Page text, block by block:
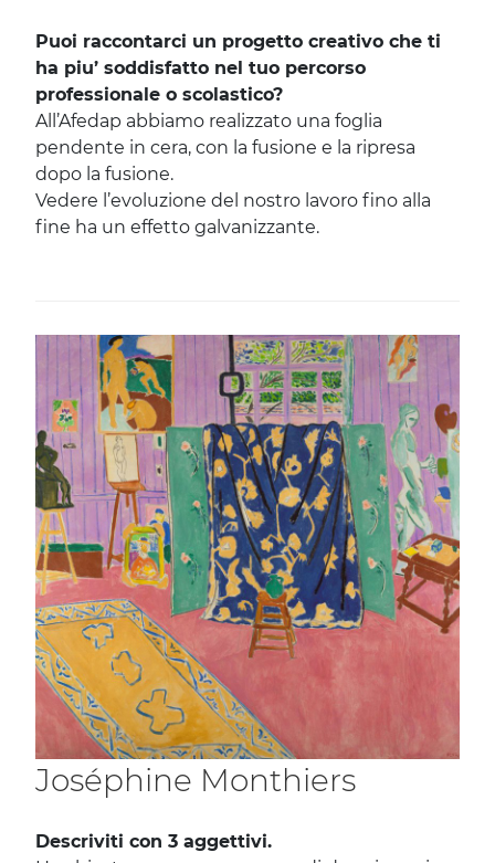
Puoi raccontarci un progetto creativo che ti
ha piu’ soddisfatto nel tuo percorso
professionale o scolastico?
All’Afedap abbiamo realizzato una foglia
pendente in cera, con la fusione e la ripresa
dopo la fusione.
Vedere l’evoluzione del nostro lavoro fino alla
fine ha un effetto galvanizzante.
Joséphine Monthiers
Descriviti con 3 aggettivi.